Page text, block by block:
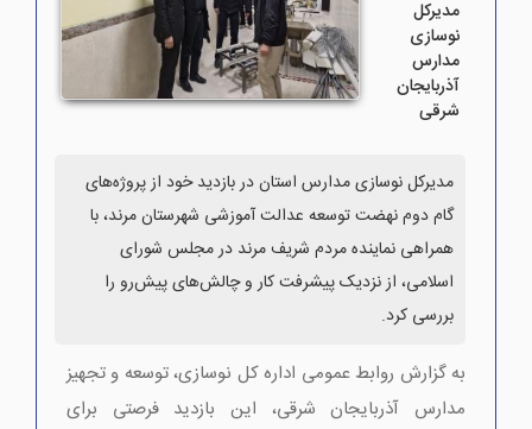
مدیرکل
نوسازی
مدارس
آذربایجان
شرقی
مدیرکل نوسازی مدارس استان در بازدید خود از پروژه‌های
گام دوم نهضت توسعه عدالت آموزشی شهرستان مرند، با
همراهی نماینده مردم شریف مرند در مجلس شورای
اسلامی، از نزدیک پیشرفت کار و چالش‌های پیش‌رو را
بررسی کرد.
به گزارش روابط عمومی اداره کل نوسازی، توسعه و تجهیز
مدارس آذربایجان شرقی، این بازدید فرصتی برای